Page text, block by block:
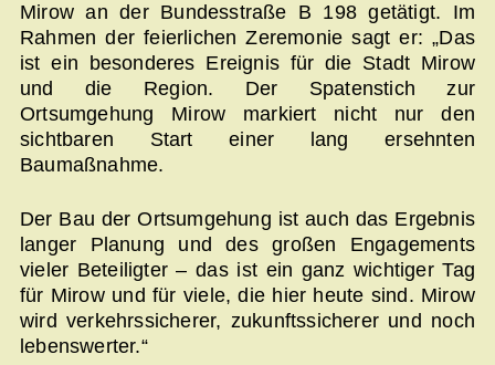
Mirow an der Bundes­straße B 198 getätigt. Im
Rahmen der feierlichen Zeremonie sagt er: „Das
ist ein besonderes Ereignis für die Stadt Mirow
und die Region. Der Spatenstich zur
Ortsumgehung Mirow markiert nicht nur den
sichtbaren Start einer lang ersehnten
Baumaßnahme.
Der Bau der Ortsumgehung ist auch das Ergebnis
langer Planung und des großen Engagements
vieler Beteiligter – das ist ein ganz wichtiger Tag
für Mirow und für viele, die hier heute sind. Mirow
wird verkehrssicherer, zu­kunftssicherer und noch
lebenswerter.“